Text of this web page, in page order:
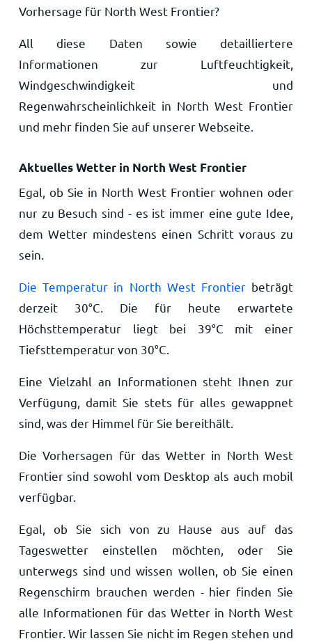
Vorhersage für North West Frontier?
All diese Daten sowie detailliertere
Informationen zur Luftfeuchtigkeit,
Windgeschwindigkeit und
Regenwahrscheinlichkeit in North West Frontier
und mehr finden Sie auf unserer Webseite.
Aktuelles Wetter in North West Frontier
Egal, ob Sie in North West Frontier wohnen oder
nur zu Besuch sind - es ist immer eine gute Idee,
dem Wetter mindestens einen Schritt voraus zu
sein.
Die Temperatur in North West Frontierbeträgt
derzeit 30°C . Die für heute erwartete
Höchsttemperatur liegt bei 39°C mit einer
Tiefsttemperatur von 30°C
Eine Vielzahl an Informationen steht Ihnen zur
Verfügung, damit Sie stets für alles gewappnet
sind, was der Himmel für Sie bereithält.
Die Vorhersagen für das Wetter in North West
Frontier sind sowohl vom Desktop als auch mobil
verfügbar.
Egal, ob Sie sich von zu Hause aus auf das
Tageswetter einstellen möchten, oder Sie
unterwegs sind und wissen wollen, ob Sie einen
Regenschirm brauchen werden - hier finden Sie
alle Informationen für das Wetter in North West
Frontier. Wir lassen Sie nicht im Regen stehen und